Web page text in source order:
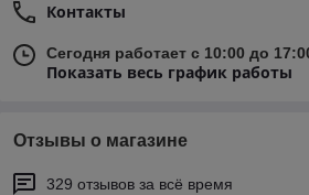
Контакты
Сегодня работает с 10:00 до
Показать весь график работы
Отзывы о магазине
329 отзывов за всё время